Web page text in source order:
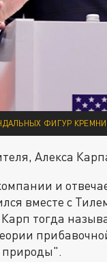
ФИГУР
Алекса
и
вместе с
тогда
природы".